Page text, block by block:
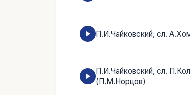
П.И.Чайковский, сл.
П.И.Чайковский, сл.
(П.М.Норцов)